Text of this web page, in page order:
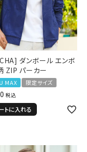
ダンボール エンボ
ZIP パーカー
MAX 限定サイズ
税込
トに入れる